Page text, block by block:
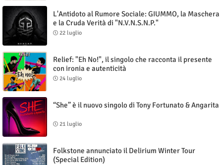
L'Antidoto al Rumore Sociale: GIUMMO, la Maschera
e la Cruda Verità di "N.V.N.S.N.P."
22 luglio
Relief: "Eh No!", il singolo che racconta il presente
con ironia e autenticità
24 luglio
“She” è il nuovo singolo di Tony Fortunato & Angarita
21 luglio
Folkstone annunciato il Delirium Winter Tour
(Special Edition)